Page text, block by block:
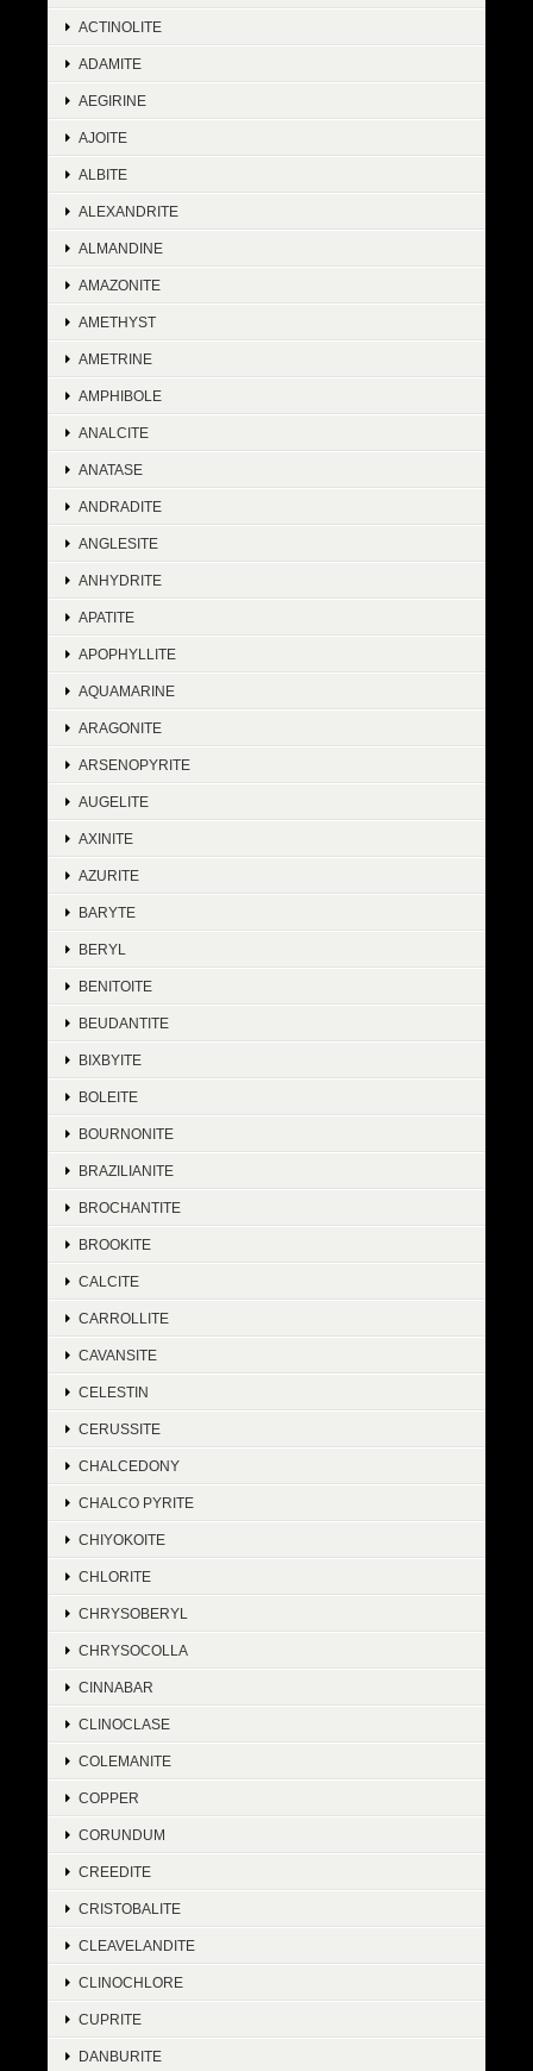
ACTINOLITE
ADAMITE
AEGIRINE
AJOITE
ALBITE
ALEXANDRITE
ALMANDINE
AMAZONITE
AMETHYST
AMETRINE
AMPHIBOLE
ANALCITE
ANATASE
ANDRADITE
ANGLESITE
ANHYDRITE
APATITE
APOPHYLLITE
AQUAMARINE
ARAGONITE
ARSENOPYRITE
AUGELITE
AXINITE
AZURITE
BARYTE
BERYL
BENITOITE
BEUDANTITE
BIXBYITE
BOLEITE
BOURNONITE
BRAZILIANITE
BROCHANTITE
BROOKITE
CALCITE
CARROLLITE
CAVANSITE
CELESTIN
CERUSSITE
CHALCEDONY
CHALCO PYRITE
CHIYOKOITE
CHLORITE
CHRYSOBERYL
CHRYSOCOLLA
CINNABAR
CLINOCLASE
COLEMANITE
COPPER
CORUNDUM
CREEDITE
CRISTOBALITE
CLEAVELANDITE
CLINOCHLORE
CUPRITE
DANBURITE